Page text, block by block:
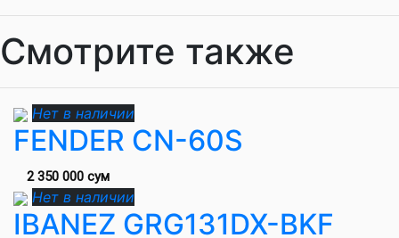
Смотрите также
Нет в наличии
FENDER CN-60S
2 350 000 сум
Нет в наличии
IBANEZ GRG131DX-BKF